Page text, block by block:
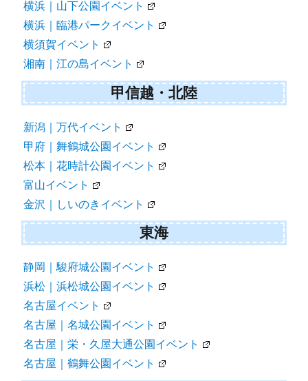
横浜｜山下公園イベント
横浜｜臨港パークイベント
横須賀イベント
湘南｜江の島イベント
甲信越・北陸
新潟｜万代イベント
甲府｜舞鶴城公園イベント
松本｜花時計公園イベント
富山イベント
金沢｜しいのきイベント
東海
静岡｜駿府城公園イベント
浜松｜浜松城公園イベント
名古屋イベント
名古屋｜名城公園イベント
名古屋｜栄・久屋大通公園イベント
名古屋｜鶴舞公園イベント